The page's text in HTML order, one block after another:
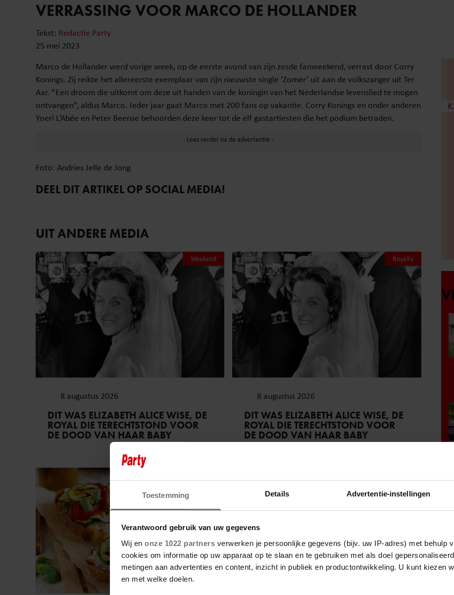
Toestemming Details Advertentie-instellingen
Verantwoord gebruik van uw gegevens
Wij en onze 1022 partners verwerken je persoonlijke gegevens (bijv. uw IP-adres) met behulp
cookies om informatie op uw apparaat op te slaan en te gebruiken met als doel
metingen aan advertenties en content, inzicht in publiek en productontwikkeling. U kunt kiezen
en met welke doelen.
VERRASSING VOOR MARCO DE HOLLANDER
Tekst: Redactie Party
25 mei 2023
Marco de Hollander werd vorige week, op de eerste avond van zijn zesde fanweekend, verrast door Corry
Konings. Zij reikte het allereerste exemplaar van zijn nieuwste single ’Zomer’ uit aan de volkszanger uit Ter
Aar. ”Een droom die uitkomt om deze uit handen van de koningin van het Nederlandse levenslied te mogen
ontvangen”, aldus Marco. Ieder jaar gaat Marco met 200 fans op vakantie. Corry Konings en onder anderen
Yoeri L’Abée en Peter Beense behoorden deze keer tot de elf gastartiesten die het podium betraden.
Foto: Andries Jelle de Jong
DEEL DIT ARTIKEL OP SOCIAL MEDIA!
UIT ANDERE MEDIA
Weekend
8 augustus 2026
DIT WAS ELIZABETH ALICE WISE, DE
ROYAL DIE TERECHTSTOND VOOR
DE DOOD VAN HAAR BABY
Royalty
8 augustus 2026
DIT WAS ELIZABETH ALICE WISE, DE
ROYAL DIE TERECHTSTOND VOOR
DE DOOD VAN HAAR BABY